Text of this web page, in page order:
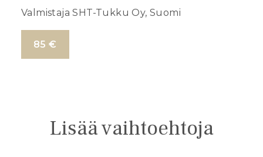
Valmistaja SHT-Tukku Oy, Suomi
85 €
Lisää vaihtoehtoja